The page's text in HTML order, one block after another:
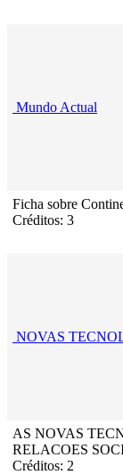
Mundo Actual
Ficha sobre
Créditos: 3
NOVAS
AS NOVAS
RELACOES
Créditos: 2